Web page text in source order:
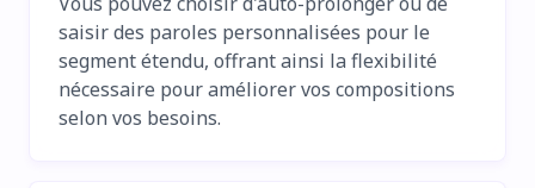
saisir des paroles personnalisées pour le
segment étendu, offrant ainsi la flexibilité
nécessaire pour améliorer vos compositions
selon vos besoins.